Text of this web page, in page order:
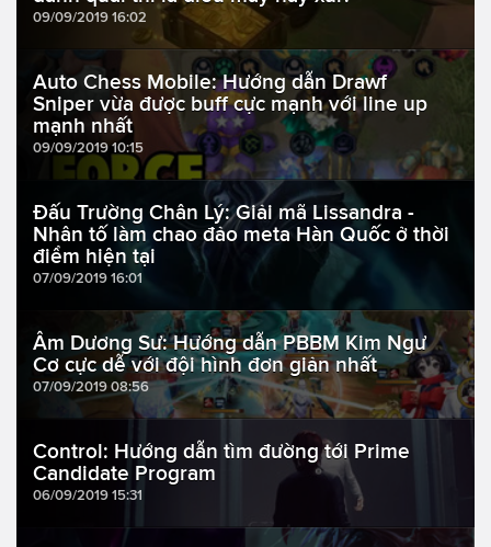
09/09/2019 16:02
Auto Chess Mobile: Hướng dẫn Drawf
Sniper vừa được buff cực mạnh với line up
mạnh nhất
09/09/2019 10:15
Đấu Trường Chân Lý: Giải mã Lissandra -
Nhân tố làm chao đảo meta Hàn Quốc ở thời
điểm hiện tại
07/09/2019 16:01
Âm Dương Sư: Hướng dẫn PBBM Kim Ngư
Cơ cực dễ với đội hình đơn giản nhất
07/09/2019 08:56
Control: Hướng dẫn tìm đường tới Prime
Candidate Program
06/09/2019 15:31